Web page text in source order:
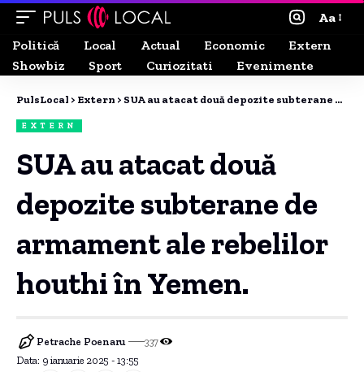
Aa
Politică
Local Actual Economic
Extern
Showbiz
Sport Curiozitati Evenimente
PulsLocal > Extern > SUA au atacat două depozite subterane de armament ale rebelilor houthi în Yemen.
EXTERN
SUA au atacat două
depozite subterane de
armament ale rebelilor
houthi în Yemen.
Data: 9 ianuarie 2025 - 13:55
Petrache Poenaru 337